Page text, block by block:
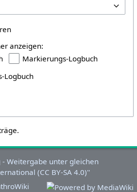
anzeigen:
Markierungs-Logbuch
Logbuch